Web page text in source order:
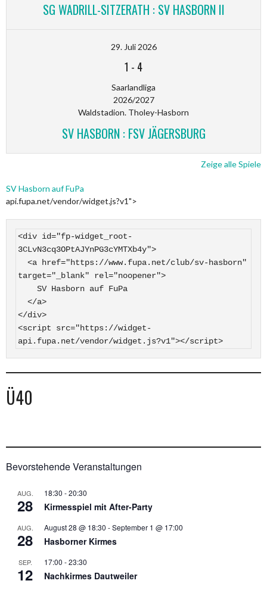
SG WADRILL-SITZERATH : SV HASBORN II
29. Juli 2026
1 - 4
Saarlandliga
2026/2027
Waldstadion. Tholey-Hasborn
SV HASBORN : FSV JÄGERSBURG
Zeige alle Spiele
SV Hasborn auf FuPa
api.fupa.net/vendor/widget.js?v1">
<div id="fp-widget_root-
3CLvN3cq3OPtAJYnPG3cYMTXb4y">
target="_blank" rel="noopener">
</div>
<script src="https://widget-
api.fupa.net/vendor/widget.js?v1"></script>
Ü40
Bevorstehende Veranstaltungen
AUG.
28
18:30 -20:30
Kirmesspiel mit After-Party
AUG.
28
August 28 @ 18:30 -September 1 @ 17:00
Hasborner Kirmes
SEP.
12
17:00 -23:30
Nachkirmes Dautweiler